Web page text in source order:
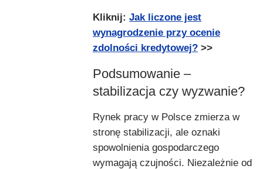
Kliknij: Jak liczone jest
wynagrodzenie przy ocenie
zdolności kredytowej? >>
Podsumowanie –
stabilizacja czy wyzwanie?
Rynek pracy w Polsce zmierza w
stronę stabilizacji, ale oznaki
spowolnienia gospodarczego
wymagają czujności. Niezależnie od